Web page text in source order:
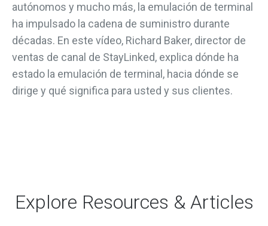
autónomos y mucho más, la emulación de terminal
ha impulsado la cadena de suministro durante
décadas. En este vídeo, Richard Baker, director de
ventas de canal de StayLinked, explica dónde ha
estado la emulación de terminal, hacia dónde se
dirige y qué significa para usted y sus clientes.
Explore Resources & Articles